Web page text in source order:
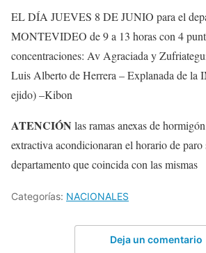
EL DÍA JUEVES 8 DE JUNIO para el
MONTEVIDEO de 9 a 13 horas con 4
concentraciones: Av Agraciada y
Luis Alberto de Herrera – Explanada de la
ejido) –Kibon
ATENCIÓN las ramas anexas de
extractiva acondicionaran el horario de paro
departamento que coincida con las mismas
Categorías: NACIONALES
Deja un comentario